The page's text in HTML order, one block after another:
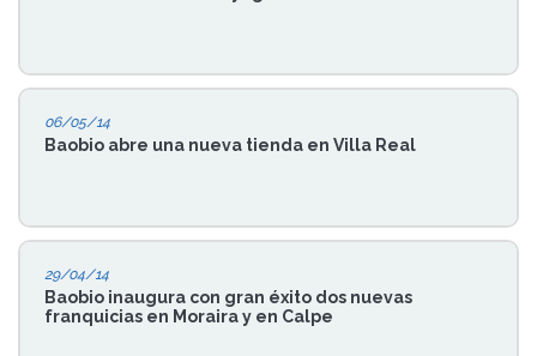
06/05/14
Baobio abre una nueva tienda en Villa Real
29/04/14
Baobio inaugura con gran éxito dos nuevas
franquicias en Moraira y en Calpe